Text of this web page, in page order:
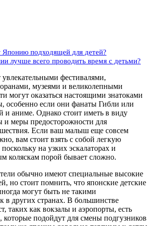
Японию подходящей для детей?
лучше всего проводить время с детьми?
фестивалями,
музеями и великолепными
могут оказаться настоящими знатоками
особенно если они фанаты Гибли или
и аниме. Однако стоит иметь в виду
и меры предосторожности для
Если ваш малыш еще совсем
вам стоит взять с собой легкую
на узких эскалаторах и
коляскам порой бывает сложно.
обычно имеют специальные высокие
но стоит помнить, что японские детские
могут быть не такими
в других странах. В большинстве
таких как вокзалы и аэропорты, есть
которые подойдут для смены подгузников